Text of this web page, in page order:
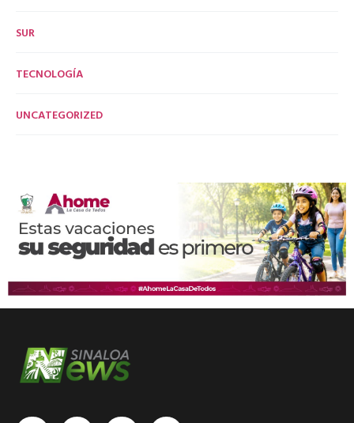
SUR
TECNOLOGÍA
UNCATEGORIZED